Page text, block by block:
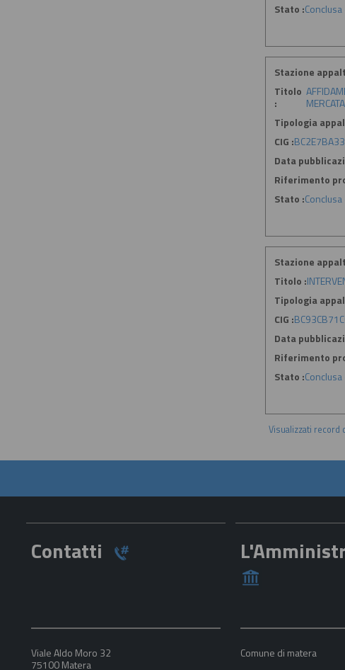
Stato :
Stazione
Titolo
:
Tipologia
CIG :
Data
Riferimento
Stato :
Stazione
Titolo :
Tipologia
CIG :
Data
Riferimento
Stato :
Visualizzati record
Contatti
Viale Aldo Moro 32
75100 Matera
Comune di matera